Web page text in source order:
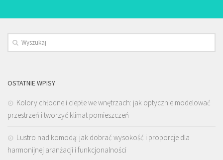
OSTATNIE WPISY
Kolory chłodne i ciepłe we wnętrzach: jak optycznie modelować
przestrzeń i tworzyć klimat pomieszczeń
Lustro nad komodą: jak dobrać wysokość i proporcje dla
harmonijnej aranżacji i funkcjonalności